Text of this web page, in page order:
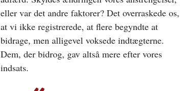
eller var det andre faktorer? Det overraskede os,
at vi ikke registrerede, at flere begyndte at
bidrage, men alligevel voksede indtægterne.
Dem, der bidrog, gav altså mere efter vores
indsats.